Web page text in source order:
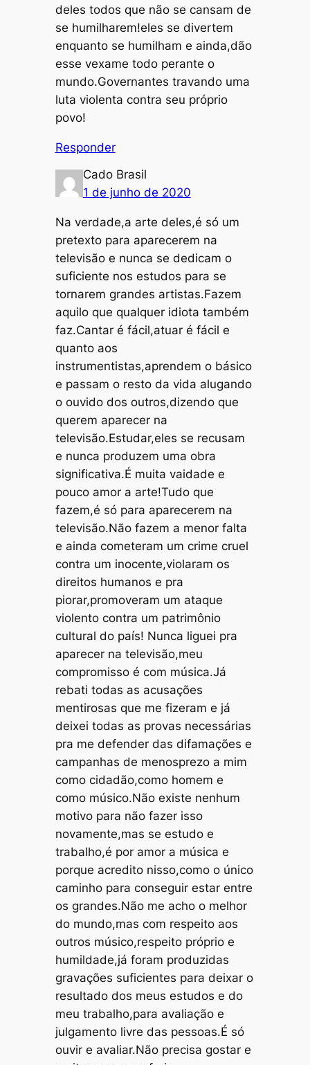
deles todos que não se cansam de
se humilharem!eles se divertem
enquanto se humilham e ainda,dão
esse vexame todo perante o
mundo.Governantes travando uma
luta violenta contra seu próprio
povo!
Responder
Cado Brasil
1 de junho de 2020
Na verdade,a arte deles,é só um
pretexto para aparecerem na
televisão e nunca se dedicam o
suficiente nos estudos para se
tornarem grandes artistas.Fazem
aquilo que qualquer idiota também
faz.Cantar é fácil,atuar é fácil e
quanto aos
instrumentistas,aprendem o básico
e passam o resto da vida alugando
o ouvido dos outros,dizendo que
querem aparecer na
televisão.Estudar,eles se recusam
e nunca produzem uma obra
significativa.É muita vaidade e
pouco amor a arte!Tudo que
fazem,é só para aparecerem na
televisão.Não fazem a menor falta
e ainda cometeram um crime cruel
contra um inocente,violaram os
direitos humanos e pra
piorar,promoveram um ataque
violento contra um patrimônio
cultural do país! Nunca liguei pra
aparecer na televisão,meu
compromisso é com música.Já
rebati todas as acusações
mentirosas que me fizeram e já
deixei todas as provas necessárias
pra me defender das difamações e
campanhas de menosprezo a mim
como cidadão,como homem e
como músico.Não existe nenhum
motivo para não fazer isso
novamente,mas se estudo e
trabalho,é por amor a música e
porque acredito nisso,como o único
caminho para conseguir estar entre
os grandes.Não me acho o melhor
do mundo,mas com respeito aos
outros músico,respeito próprio e
humildade,já foram produzidas
gravações suficientes para deixar o
resultado dos meus estudos e do
meu trabalho,para avaliação e
julgamento livre das pessoas.É só
ouvir e avaliar.Não precisa gostar e